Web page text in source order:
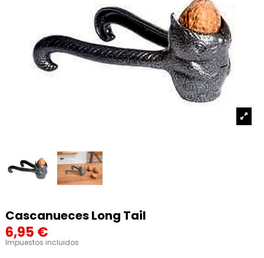
Cascanueces Long Tail
6,95 €
Impuestos incluidos